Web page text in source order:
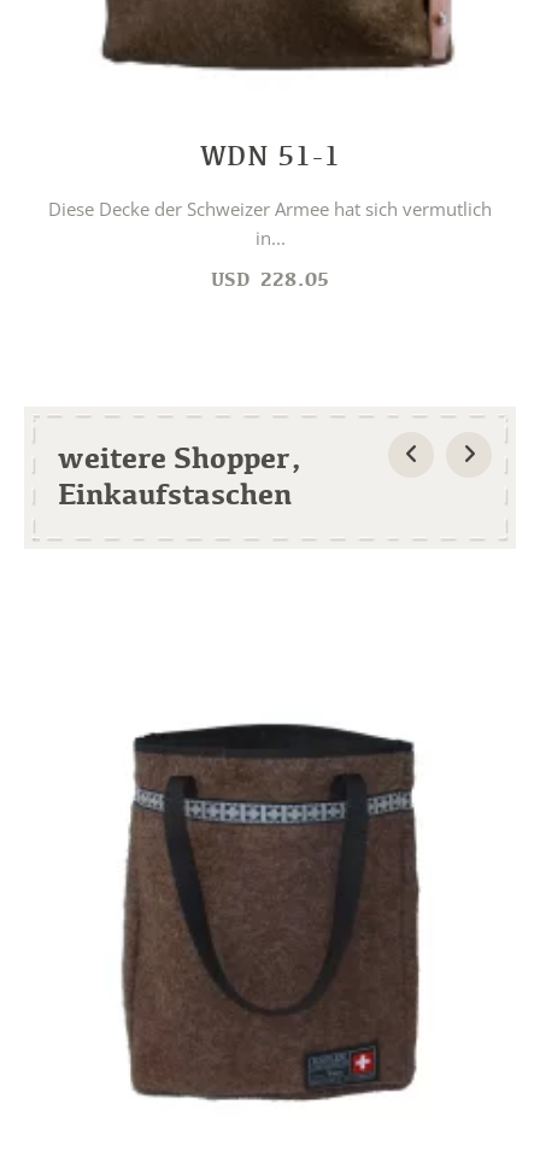
WDN 51-1
Diese Decke der Schweizer Armee hat sich vermutlich
in...
USD 228.05
weitere Shopper,
Einkaufstaschen